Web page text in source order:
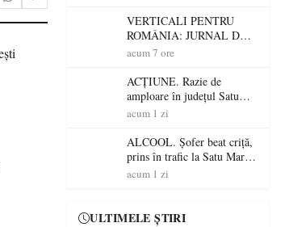
verificate
VERTICALI PENTRU
ROMÂNIA: JURNAL DE
CĂLĂTORIE FIJET
acum 7 ore
ACȚIUNE. Razie de
amploare în județul Satu
Mare! Polițiștii au dat sute
șoferi fără permis într-o
singură zi
acum 1 zi
ALCOOL. Șofer beat criță,
prins în trafic la Satu Mare!
Alcoolemie uriașă
acum 1 zi
ULTIMELE ȘTIRI